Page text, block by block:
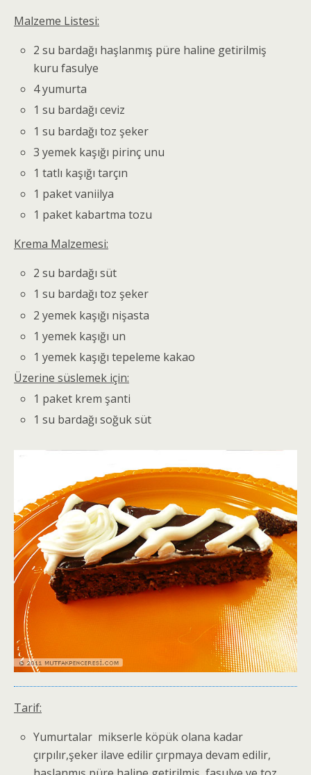
Malzeme Listesi:
2 su bardağı haşlanmış püre haline getirilmiş
kuru fasulye
4 yumurta
1 su bardağı ceviz
1 su bardağı toz şeker
3 yemek kaşığı pirinç unu
1 tatlı kaşığı tarçın
1 paket vaniilya
1 paket kabartma tozu
Krema Malzemesi:
2 su bardağı süt
1 su bardağı toz şeker
2 yemek kaşığı nişasta
1 yemek kaşığı un
1 yemek kaşığı tepeleme kakao
Üzerine süslemek için:
1 paket krem şanti
1 su bardağı soğuk süt
Tarif:
Yumurtalar mikserle köpük olana kadar
çırpılır,şeker ilave edilir çırpmaya devam edilir,